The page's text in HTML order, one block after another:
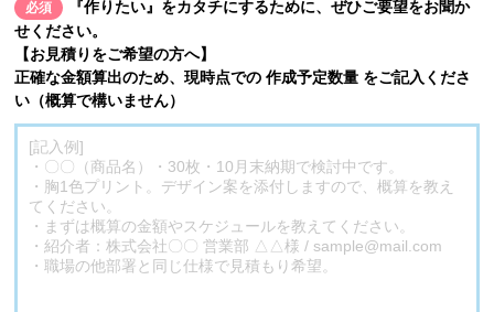
必須
『作りたい』をカタチにするために、ぜひご要望をお聞か
せください。
【お見積りをご希望の方へ】
正確な金額算出のため、現時点での 作成予定数量 をご記入くださ
い（概算で構いません）